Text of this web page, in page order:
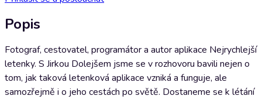
Popis
Fotograf, cestovatel, programátor a autor aplikace Nejrychlejší
letenky. S Jirkou Dolejšem jsme se v rozhovoru bavili nejen o
tom, jak taková letenková aplikace vzniká a funguje, ale
samozřejmě i o jeho cestách po světě. Dostaneme se k létání